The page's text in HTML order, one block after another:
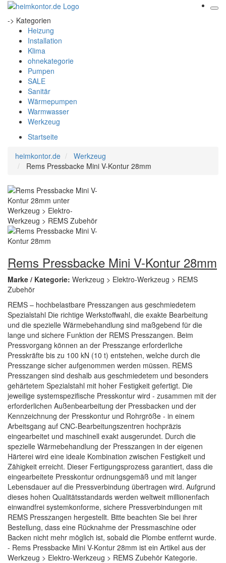
-> Kategorien
Heizung
Installation
Klima
ohnekategorie
Pumpen
SALE
Sanitär
Wärmepumpen
Warmwasser
Werkzeug
Startseite
heimkontor.de
Werkzeug
Rems Pressbacke Mini V-Kontur 28mm
Rems Pressbacke Mini V-Kontur 28mm
Marke / Kategorie: Werkzeug > Elektro-Werkzeug > REMS
Zubehör
REMS – hochbelastbare Presszangen aus geschmiedetem
Spezialstahl Die richtige Werkstoffwahl, die exakte Bearbeitung
und die spezielle Wärmebehandlung sind maßgebend für die
lange und sichere Funktion der REMS Presszangen. Beim
Pressvorgang können an der Presszange erforderliche
Presskräfte bis zu 100 kN (10 t) entstehen, welche durch die
Presszange sicher aufgenommen werden müssen. REMS
Presszangen sind deshalb aus geschmiedetem und besonders
gehärtetem Spezialstahl mit hoher Festigkeit gefertigt. Die
jeweilige systemspezifische Presskontur wird - zusammen mit der
erforderlichen Außenbearbeitung der Pressbacken und der
Kennzeichnung der Presskontur und Rohrgröße - in einem
Arbeitsgang auf CNC-Bearbeitungszentren hochpräzis
eingearbeitet und maschinell exakt ausgerundet. Durch die
spezielle Wärmebehandlung der Presszangen in der eigenen
Härterei wird eine ideale Kombination zwischen Festigkeit und
Zähigkeit erreicht. Dieser Fertigungsprozess garantiert, dass die
eingearbeitete Presskontur ordnungsgemäß und mit langer
Lebensdauer auf die Pressverbindung übertragen wird. Aufgrund
dieses hohen Qualitätsstandards werden weltweit millionenfach
einwandfrei systemkonforme, sichere Pressverbindungen mit
REMS Presszangen hergestellt. Bitte beachten Sie bei ihrer
Bestellung, dass eine Rücknahme der Pressmaschine oder
Backen nicht mehr möglich ist, sobald die Plombe entfernt wurde.
- Rems Pressbacke Mini V-Kontur 28mm ist ein Artikel aus der
Werkzeug > Elektro-Werkzeug > REMS Zubehör Kategorie.